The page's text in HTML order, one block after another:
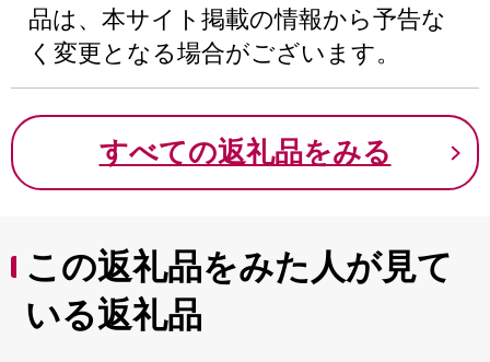
品は、本サイト掲載の情報から予告な
く変更となる場合がございます。
すべての返礼品をみる
この返礼品をみた人が見て
いる返礼品